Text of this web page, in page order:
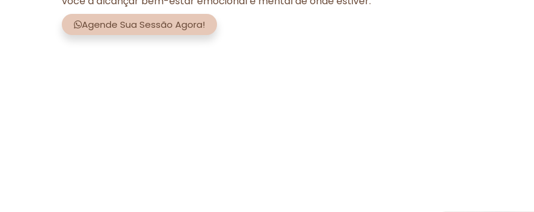
Agende Sua Sessão Agora!